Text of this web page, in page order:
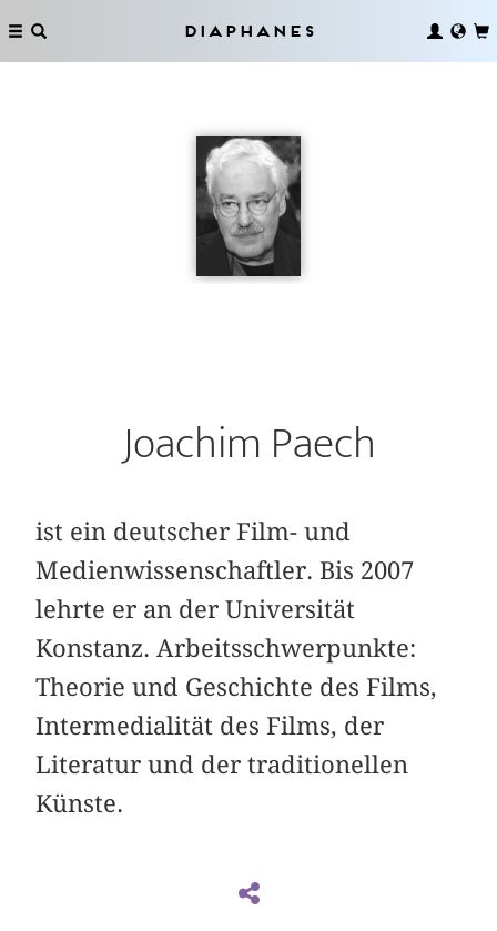
Diaphanes
Joachim Paech
ist ein deutscher Film- und
Medienwissenschaftler. Bis 2007
lehrte er an der Universität
Konstanz. Arbeitsschwerpunkte:
Theorie und Geschichte des Films,
Intermedialität des Films, der
Literatur und der traditionellen
Künste.